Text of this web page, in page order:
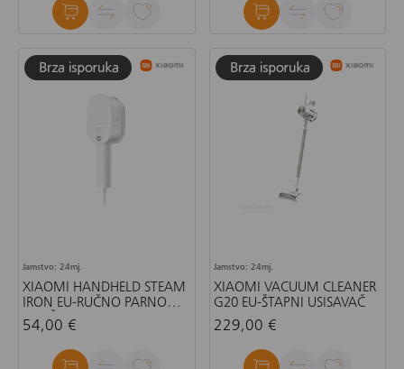
Jamstvo: 24mj.
XIAOMI HANDHELD STEAM
IRON EU-RUČNO PARNO
GLAČALO
54,00 €
Jamstvo: 24mj.
XIAOMI VACUUM CLEANER
G20 EU-ŠTAPNI USISAVAČ
229,00 €